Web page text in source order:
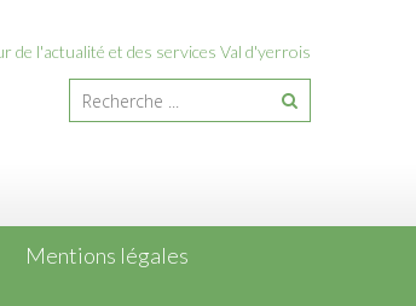
de l'actualité et des services Val d'yerrois
Mentions légales